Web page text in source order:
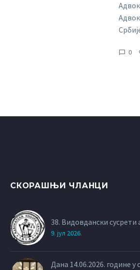
0
СКОРАШЊИ ЧЛАНЦИ
38. Видовдански сусрети
9. јул 2026.
Дана 14.06.2026. године